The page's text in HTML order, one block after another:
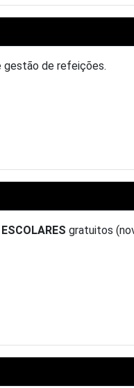
gestão de refeições.
gratuitos